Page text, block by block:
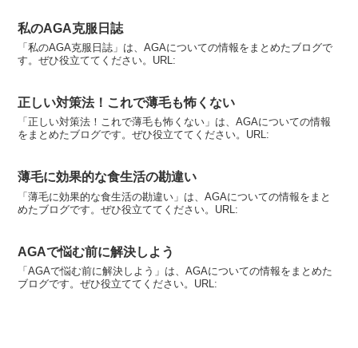
私のAGA克服日誌
「私のAGA克服日誌」は、AGAについての情報をまとめたブログで
す。ぜひ役立ててください。URL:
正しい対策法！これで薄毛も怖くない
「正しい対策法！これで薄毛も怖くない」は、AGAについての情報
をまとめたブログです。ぜひ役立ててください。URL:
薄毛に効果的な食生活の勘違い
「薄毛に効果的な食生活の勘違い」は、AGAについての情報をまと
めたブログです。ぜひ役立ててください。URL:
AGAで悩む前に解決しよう
「AGAで悩む前に解決しよう」は、AGAについての情報をまとめた
ブログです。ぜひ役立ててください。URL: